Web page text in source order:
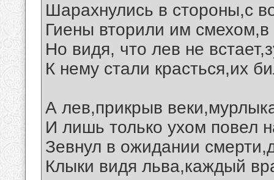
Шарахнулись в стороны,с
Гиены вторили им смехом,в
Но видя, что лев не
К нему стали красться,их
А лев,прикрыв
И лишь только ухом повел
Зевнул в ожидании
Клыки видя льва,каждый